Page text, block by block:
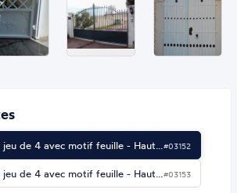
jeu de 4 avec motif feuille - Haut…#03152
jeu de 4 avec motif feuille - Haut…#03153